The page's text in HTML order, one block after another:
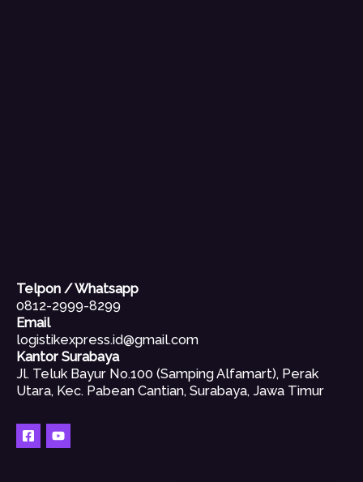
Telpon / Whatsapp
0812-2999-8299
Email
logistikexpress.id@gmail.com
Kantor Surabaya
Jl. Teluk Bayur No.100 (Samping Alfamart), Perak
Utara, Kec. Pabean Cantian, Surabaya, Jawa Timur